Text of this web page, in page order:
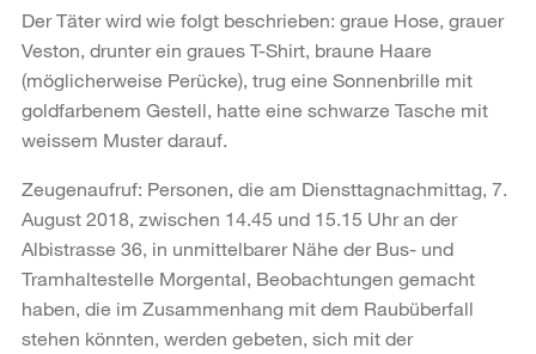
Der Täter wird wie folgt beschrieben: graue Hose, grauer
Veston, drunter ein graues T-Shirt, braune Haare
(möglicherweise Perücke), trug eine Sonnenbrille mit
goldfarbenem Gestell, hatte eine schwarze Tasche mit
weissem Muster darauf.
Zeugenaufruf: Personen, die am Diensttagnachmittag, 7.
August 2018, zwischen 14.45 und 15.15 Uhr an der
Albistrasse 36, in unmittelbarer Nähe der Bus- und
Tramhaltestelle Morgental, Beobachtungen gemacht
haben, die im Zusammenhang mit dem Raubüberfall
stehen könnten, werden gebeten, sich mit der